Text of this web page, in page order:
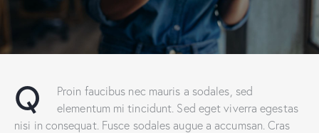
Q
Proin faucibus nec mauris a sodales, sed
elementum mi tincidunt. Sed eget viverra egestas
nisi in consequat. Fusce sodales augue a accumsan. Cras